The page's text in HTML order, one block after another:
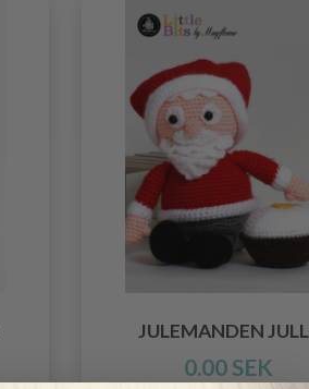
JULEMANDEN
0.00 SEK